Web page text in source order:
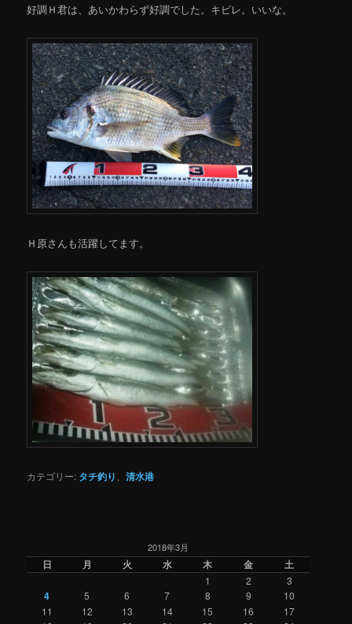
好調Ｈ君は、あいかわらず好調でした。キビレ。いいな。
Ｈ原さんも活躍してます。
カテゴリー: タチ釣り 、清水港
2018年3月
日 月 火 水 木 金 土
1 2 3
4 5 6 7 8 9
10
11
12 13 14 15 16
17